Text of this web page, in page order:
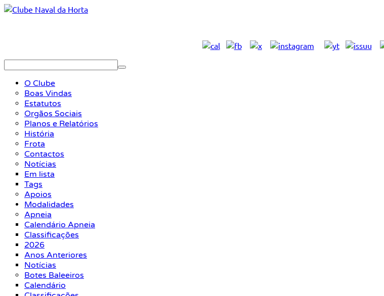
O Clube
Boas Vindas
Estatutos
Orgãos Sociais
Planos e Relatórios
História
Frota
Contactos
Notícias
Em lista
Tags
Apoios
Modalidades
Apneia
Calendário Apneia
Classificações
2026
Anos Anteriores
Notícias
Botes Baleeiros
Calendário